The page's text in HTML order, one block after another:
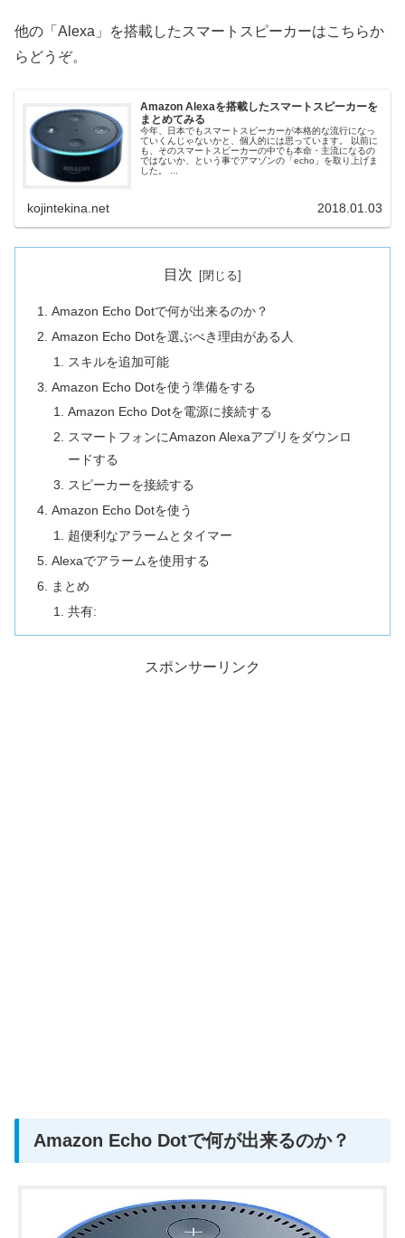
他の「Alexa」を搭載したスマートスピーカーはこちらか
らどうぞ。
Amazon Alexaを搭載したスマートスピーカーを
まとめてみる
今年、日本でもスマートスピーカーが本格的な流行になっ
ていくんじゃないかと、個人的には思っています。 以前に
も、そのスマートスピーカーの中でも本命・主流になるの
ではないか、という事でアマゾンの「echo」を取り上げま
した。 ...
kojintekina.net 2018.01.03
目次
Amazon Echo Dotで何が出来るのか？
Amazon Echo Dotを選ぶべき理由がある人
スキルを追加可能
Amazon Echo Dotを使う準備をする
Amazon Echo Dotを電源に接続する
スマートフォンにAmazon Alexaアプリをダウンロ
ードする
スピーカーを接続する
Amazon Echo Dotを使う
超便利なアラームとタイマー
Alexaでアラームを使用する
まとめ
共有:
スポンサーリンク
Amazon Echo Dotで何が出来るのか？